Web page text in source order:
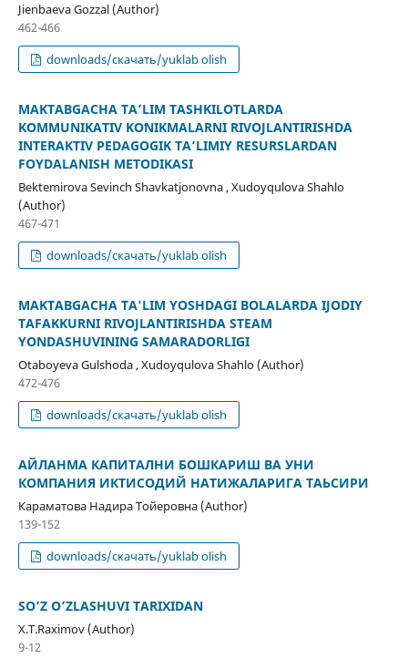
Jienbaeva Gozzal (Author)
462-466
downloads/скачать/yuklab olish
MAKTABGACHA TAʼLIM TASHKILOTLARDA
KOMMUNIKATIV KOʻNIKMALARNI RIVOJLANTIRISHDA
INTERAKTIV PEDAGOGIK TAʼLIMIY RESURSLARDAN
FOYDALANISH METODIKASI
Bektemirova Sevinch Shavkatjonovna , Xudoyqulova Shahlo
(Author)
467-471
downloads/скачать/yuklab olish
MAKTABGACHA TA'LIM YOSHDAGI BOLALARDA IJODIY
TAFAKKURNI RIVOJLANTIRISHDA STEAM
YONDASHUVINING SAMARADORLIGI
Otaboyeva Gulshoda , Xudoyqulova Shahlo (Author)
472-476
downloads/скачать/yuklab olish
АЙЛАНМА КАПИТАЛНИ БОШКАРИШ ВА УНИ
КОМПАНИЯ ИКТИСОДИЙ НАТИЖАЛАРИГА ТАЬСИРИ
Караматова Надира Тойеровна (Author)
139-152
downloads/скачать/yuklab olish
SO’Z O’ZLASHUVI TARIXIDAN
X.T.Raximov (Author)
9-12